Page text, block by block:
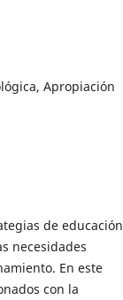
Apropiación
de educación
necesidades
En este
con la